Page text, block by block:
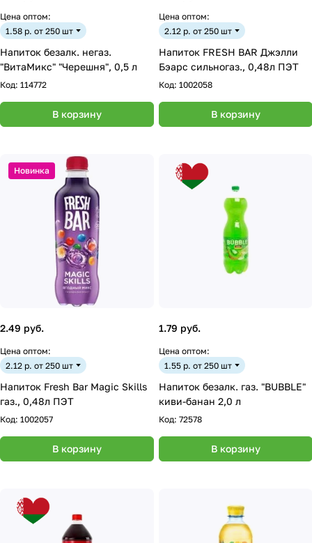
Цена оптом:
1.58 р. от 250 шт
Напиток безалк. негаз.
"ВитаМикс" "Черешня", 0,5 л
Код: 114772
В корзину
Цена оптом:
2.12 р. от 250 шт
Напиток FRESH BAR Джэлли
Бэарс сильногаз., 0,48л ПЭТ
Код: 1002058
В корзину
Новинка
2.49 руб.
Цена оптом:
2.12 р. от 250 шт
Напиток Fresh Bar Magic Skills
газ., 0,48л ПЭТ
Код: 1002057
В корзину
1.79 руб.
Цена оптом:
1.55 р. от 250 шт
Напиток безалк. газ. "BUBBLE"
киви-банан 2,0 л
Код: 72578
В корзину